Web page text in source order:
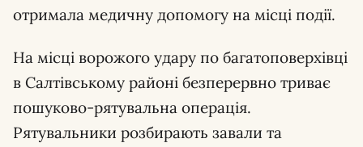
отримала медичну допомогу на місці події.
На місці ворожого удару по багатоповерхівці
в Салтівському районі безперервно триває
пошуково-рятувальна операція.
Рятувальники розбирають завали та